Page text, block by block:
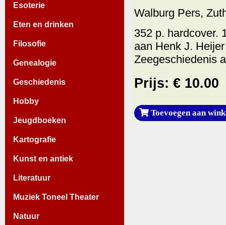
Esoterie
Eten en drinken
Filosofie
Genealogie
Geschiedenis
Hobby
Jeugdboeken
Kartografie
Kunst en antiek
Literatuur
Muziek Toneel Theater
Natuur
Walburg Pers,
352 p. hardcover.
aan Henk J.
Zeegeschiedenis
Prijs: € 10.00
Toevoegen aan